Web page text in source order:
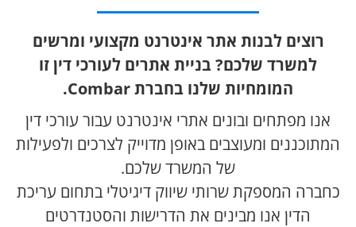
רוצים לבנות אתר אינטרנט מקצועי ומרשים
למשרד שלכם? בניית אתרים לעורכי דין זו
המומחיות שלנו בחברת Combar.
אנו מפתחים ובונים אתרי אינטרנט עבור עורכי דין
המתוכננים ומעוצבים באופן מדוייק לצרכים ולפעילות
של המשרד שלכם.
כחברה המספקת שרותי שיווק דיגיטלי בתחום עריכת
הדין אנו מבינים את הדרישות והסטנדרטים